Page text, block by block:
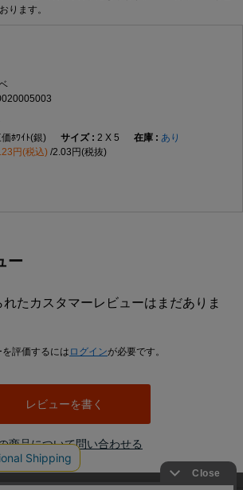
商品について問い合わせる
ります。
価ﾎﾜｲﾄ(銀) 2 X 5
あり
円(税込) 2.03円(税抜)
ー
たカスタマーレビューはまだありま
を評価するには ログインが必要です。
レビューを書く